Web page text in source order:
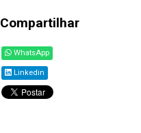
Compartilhar
WhatsApp
Linkedin